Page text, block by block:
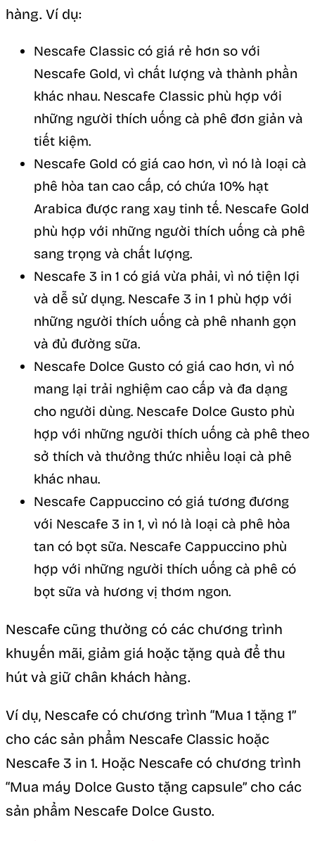
hàng. Ví dụ:
Nescafe Classic có giá rẻ hơn so với
Nescafe Gold, vì chất lượng và thành phần
khác nhau. Nescafe Classic phù hợp với
những người thích uống cà phê đơn giản và
tiết kiệm.
Nescafe Gold có giá cao hơn, vì nó là loại cà
phê hòa tan cao cấp, có chứa 10% hạt
Arabica được rang xay tinh tế. Nescafe Gold
phù hợp với những người thích uống cà phê
sang trọng và chất lượng.
Nescafe 3 in 1 có giá vừa phải, vì nó tiện lợi
và dễ sử dụng. Nescafe 3 in 1 phù hợp với
những người thích uống cà phê nhanh gọn
và đủ đường sữa.
Nescafe Dolce Gusto có giá cao hơn, vì nó
mang lại trải nghiệm cao cấp và đa dạng
cho người dùng. Nescafe Dolce Gusto phù
hợp với những người thích uống cà phê theo
sở thích và thưởng thức nhiều loại cà phê
khác nhau.
Nescafe Cappuccino có giá tương đương
với Nescafe 3 in 1, vì nó là loại cà phê hòa
tan có bọt sữa. Nescafe Cappuccino phù
hợp với những người thích uống cà phê có
bọt sữa và hương vị thơm ngon.
Nescafe cũng thường có các chương trình
khuyến mãi, giảm giá hoặc tặng quà để thu
hút và giữ chân khách hàng.
Ví dụ, Nescafe có chương trình “Mua 1 tặng 1”
cho các sản phẩm Nescafe Classic hoặc
Nescafe 3 in 1. Hoặc Nescafe có chương trình
“Mua máy Dolce Gusto tặng capsule” cho các
sản phẩm Nescafe Dolce Gusto.